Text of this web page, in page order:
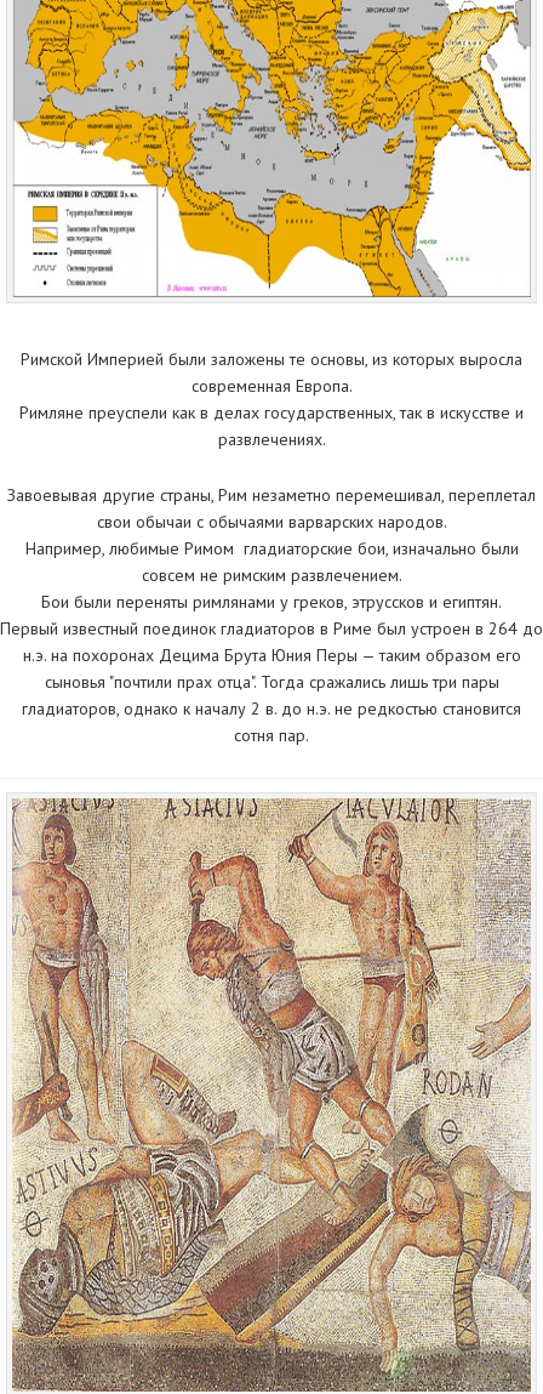
Римской Империей были заложены те основы, из которых выросла
современная Европа.
Римляне преуспели как в делах государственных, так в искусстве и
развлечениях.
Завоевывая другие страны, Рим незаметно перемешивал, переплетал
свои обычаи с обычаями варварских народов.
Например, любимые Римом гладиаторские бои, изначально были
совсем не римским развлечением.
Бои были переняты римлянами у греков, этруссков и египтян.
Первый известный поединок гладиаторов в Риме был устроен в 264 до
н.э. на похоронах Децима Брута Юния Перы — таким образом его
сыновья "почтили прах отца". Тогда сражались лишь три пары
гладиаторов, однако к началу 2 в. до н.э. не редкостью становится
сотня пар.